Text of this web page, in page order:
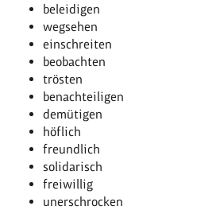
beleidigen
wegsehen
einschreiten
beobachten
trösten
benachteiligen
demütigen
höflich
freundlich
solidarisch
freiwillig
unerschrocken